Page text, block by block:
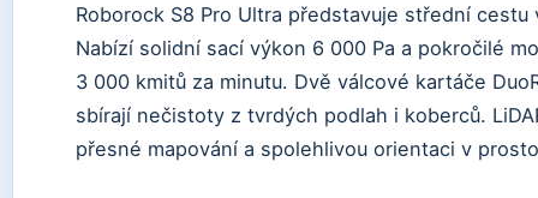
Roborock S8 Pro Ultra představuje střední cestu
Nabízí solidní sací výkon 6 000 Pa a pokročilé
3 000 kmitů za minutu. Dvě válcové kartáče
sbírají nečistoty z tvrdých podlah i koberců.
přesné mapování a spolehlivou orientaci v